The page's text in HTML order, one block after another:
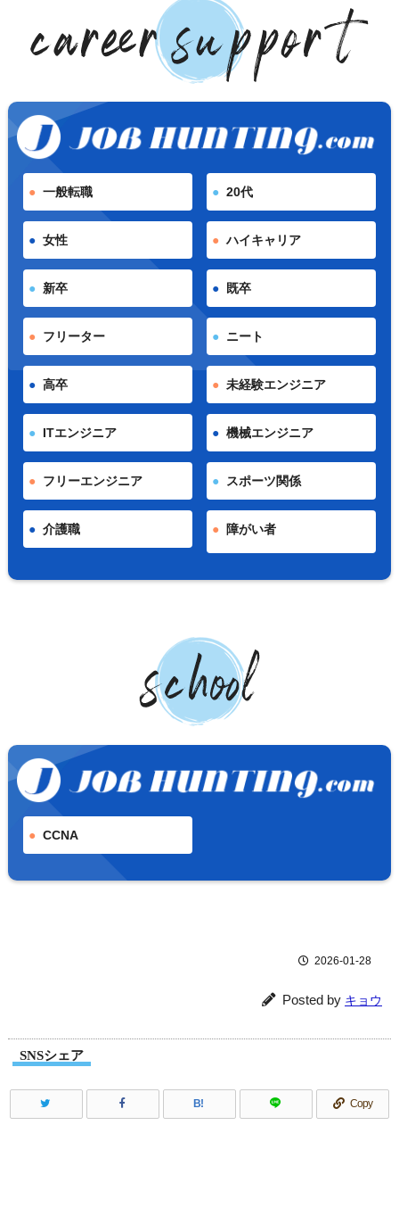
一般転職 20代
女性 ハイキャリア
新卒 既卒
フリーター ニート
高卒 未経験エンジニア
ITエンジニア 機械エンジニア
フリーエンジニア スポーツ関係
介護職 障がい者
CCNA
2026-01-28
Posted by キョウ
SNSシェア
B! Copy